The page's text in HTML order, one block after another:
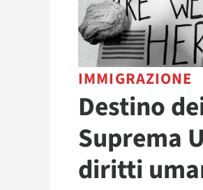
IMMIGRAZIONE
Destino
Suprema
diritti